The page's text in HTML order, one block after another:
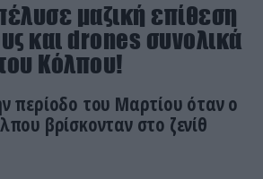
μαζική επίθεση
και drones συνολικά
Κόλπου!
περίοδο του Μαρτίου όταν ο
βρίσκονταν στο ζενίθ